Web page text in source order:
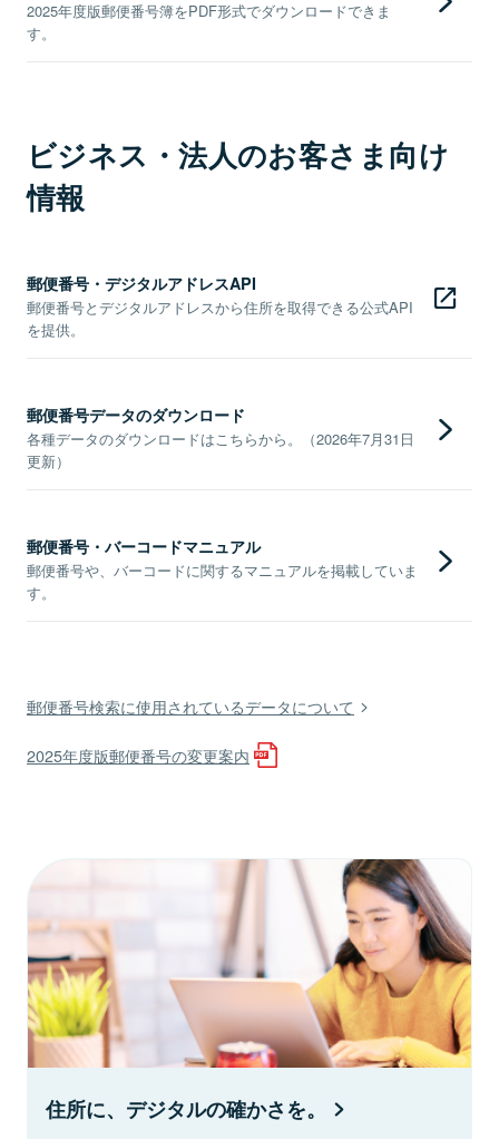
2025年度版郵便番号簿をPDF形式でダウンロードできま
す。
ビジネス・法人のお客さま向け
情報
郵便番号・デジタルアドレスAPI
郵便番号とデジタルアドレスから住所を取得できる公式API
を提供。
郵便番号データのダウンロード
各種データのダウンロードはこちらから。（2026年7月31日
更新）
郵便番号・バーコードマニュアル
郵便番号や、バーコードに関するマニュアルを掲載していま
す。
郵便番号検索に使用されているデータについて
2025年度版郵便番号の変更案内
住所に、デジタルの確かさを。